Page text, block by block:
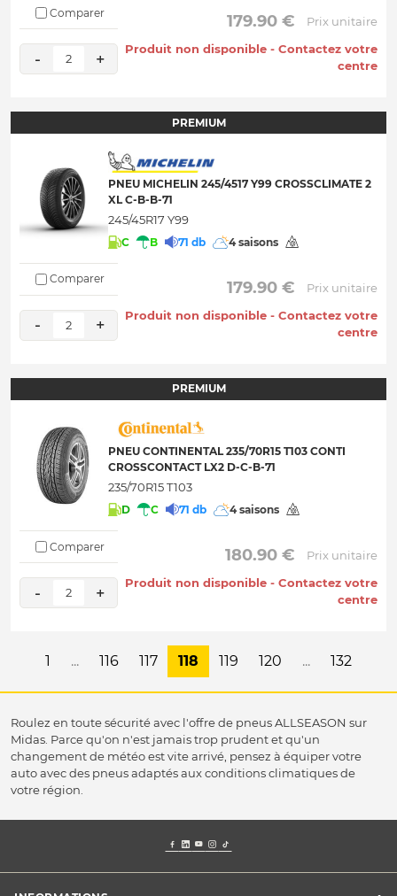
Comparer
- 2 +
179.90 €
Prix unitaire
Produit non disponible - Contactez votre
centre
PREMIUM
PNEU MICHELIN 245/4517 Y99 CROSSCLIMATE 2
XL C-B-B-71
245/45R17 Y99
C B 71 db 4 saisons
Comparer
- 2 +
179.90 €
Prix unitaire
Produit non disponible - Contactez votre
centre
PREMIUM
PNEU CONTINENTAL 235/70R15 T103 CONTI
CROSSCONTACT LX2 D-C-B-71
235/70R15 T103
D C 71 db 4 saisons
Comparer
- 2 +
180.90 €
Prix unitaire
Produit non disponible - Contactez votre
centre
1 ... 116 117 118 119 120 ... 132
Roulez en toute sécurité avec l'offre de pneus ALLSEASON sur
Midas. Parce qu'on n'est jamais trop prudent et qu'un
changement de météo est vite arrivé, pensez à équiper votre
auto avec des pneus adaptés aux conditions climatiques de
votre région.